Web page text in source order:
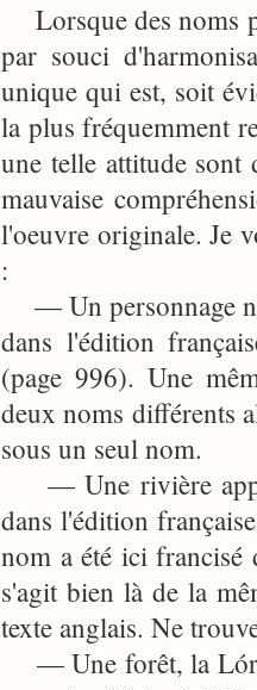
Lorsque des noms
par souci
unique qui est, soit
la plus fréquemment
une telle attitude sont
mauvaise
l'oeuvre originale. Je
:
— Un personnage
dans l'édition
(page 996). Une
deux noms différents
sous un seul nom.
— Une rivière
dans l'édition
nom a été ici francisé
s'agit bien là de la
texte anglais. Ne
— Une forêt, la